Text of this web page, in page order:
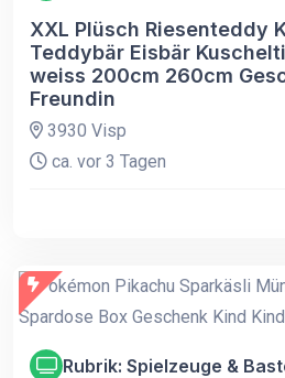
XXL Plüsch Riesenteddy
Teddybär Eisbär
weiss 200cm 260cm
Freundin
3930 Visp
ca. vor 3 Tagen
Rubrik: Spielzeuge &